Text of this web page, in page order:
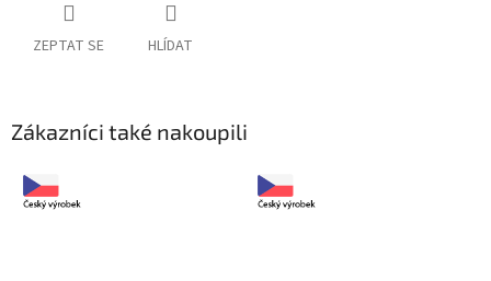
ZEPTAT SE HLÍDAT
Zákazníci také nakoupili